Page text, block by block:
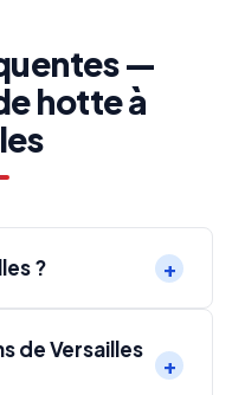
—
hotte à
?
de Versailles